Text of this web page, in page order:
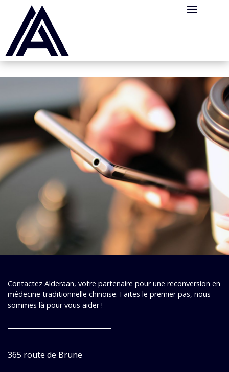
Panneau de gestion des cookies
Contactez Alderaan, votre partenaire pour une reconversion en
médecine traditionnelle chinoise. Faites le premier pas, nous
sommes là pour vous aider !
365 route de Brune